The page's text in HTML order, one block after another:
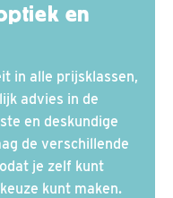
en
in alle prijsklassen,
advies in de
en deskundige
de verschillende
je zelf kunt
kunt maken.